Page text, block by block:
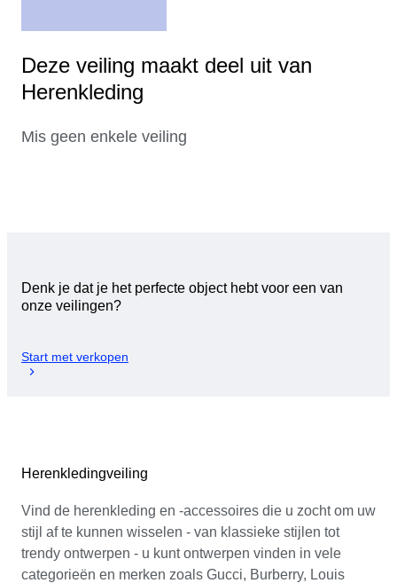
Deze veiling maakt deel uit van
Herenkleding
Mis geen enkele veiling
Denk je dat je het perfecte object hebt voor een van
onze veilingen?
Start met verkopen
Herenkledingveiling
Vind de herenkleding en -accessoires die u zocht om uw
stijl af te kunnen wisselen - van klassieke stijlen tot
trendy ontwerpen - u kunt ontwerpen vinden in vele
categorieën en merken zoals Gucci, Burberry, Louis